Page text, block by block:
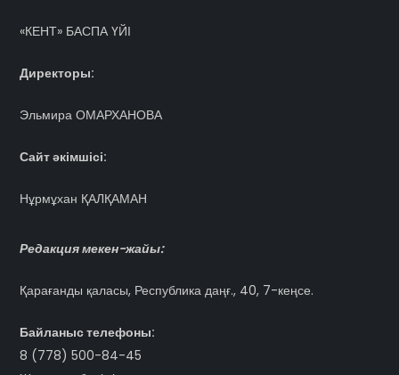
«КЕНТ» БАСПА ҮЙІ
Директоры:
Эльмира ОМАРХАНОВА
Сайт әкімшісі:
Нұрмұхан ҚАЛҚАМАН
Редакция мекен-жайы:
Қарағанды қаласы, Республика даңғ., 40, 7-кеңсе.
Байланыс телефоны:
8 (778) 500-84-45